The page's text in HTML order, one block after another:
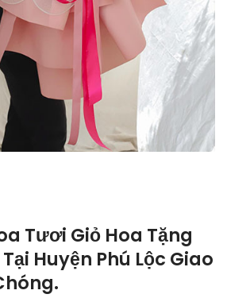
Tươi Giỏ Hoa Tặng
Huyện Phú Lộc Giao